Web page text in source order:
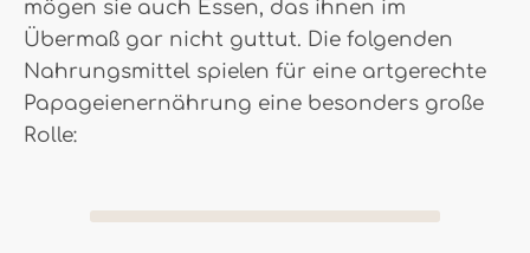
mögen sie auch Essen, das ihnen im
Übermaß gar nicht guttut. Die folgenden
Nahrungsmittel spielen für eine artgerechte
Papageienernährung eine besonders große
Rolle: